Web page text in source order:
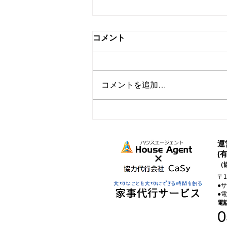
コメント
コメントを追加…
(
〒
●
●
電